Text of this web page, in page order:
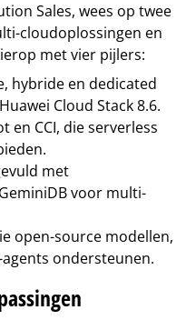
Sales, wees op twee
cloudoplossingen en
met vier pijlers:
hybride en dedicated
Cloud Stack 8.6.
en CCI, die serverless
met
voor multi-
open-source modellen,
ondersteunen.